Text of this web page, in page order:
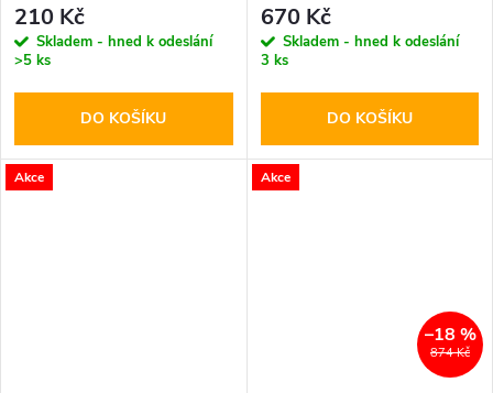
210 Kč
Skladem - hned k odeslání
>5 ks
DO KOŠÍKU
670 Kč
Skladem - hned k odeslání
3 ks
DO KOŠÍKU
Akce Akce
874 Kč
–18 %